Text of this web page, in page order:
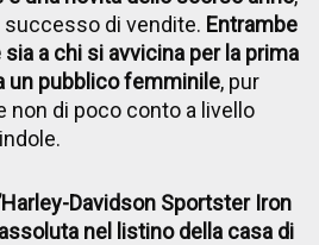
successo di vendite. Entrambe
a chi si avvicina per la prima
un pubblico femminile, pur
di poco conto a livello
Davidson Sportster Iron
nel listino della casa di